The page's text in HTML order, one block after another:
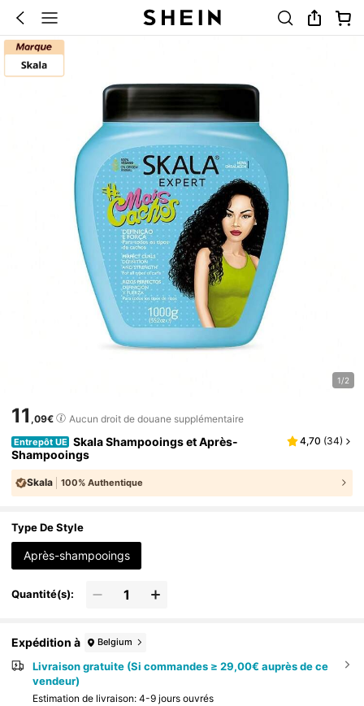
1/2
11 ,09€ Aucun droit de douane supplémentaire
Entrepôt UE Skala Shampooings et Après-
Shampooings
4,70 (34)
Skala 100% Authentique
Type De Style
Après-shampooings
Quantité(s):
Expédition à Belgium
Livraison gratuite (Si commandes ≥ 29,00€ auprès de ce
vendeur)
Estimation de livraison: 4-9 jours ouvrés